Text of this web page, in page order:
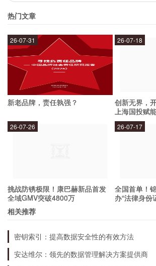
可以看出，002068股票的发展前
为其未来的发展奠定了坚实的基础
一定风险承受能力的投资者来说，
票是一个不错的选择。
投资002068股票需要注意什么
次，需要掌握一定的技术分析和基
做好投资决策。最后，需要合理控
总结
热门文章
新老品牌，责任孰强？
26-07-31
创新无界，
上海国投赋
麦”专场成功
26-07-18
挑战防锈极限！康巴赫新品首发
全域GMV突破4800万
26-07-26
全国首单！
办“法律身份
26-07-17
相关推荐
密钥索引：提高数据安全性的有效方法
安达维尔：领先的数据管理解决方案提供商